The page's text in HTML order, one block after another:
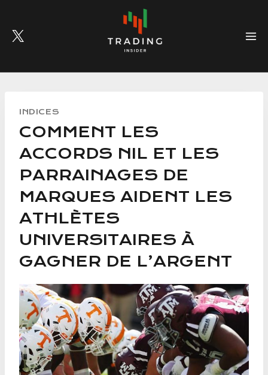
content
INDICES
COMMENT LES
ACCORDS NIL ET LES
PARRAINAGES DE
MARQUES AIDENT LES
ATHLÈTES
UNIVERSITAIRES À
GAGNER DE L’ARGENT